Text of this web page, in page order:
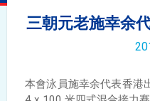
三朝元老施幸余
本會泳員施幸余代表香港